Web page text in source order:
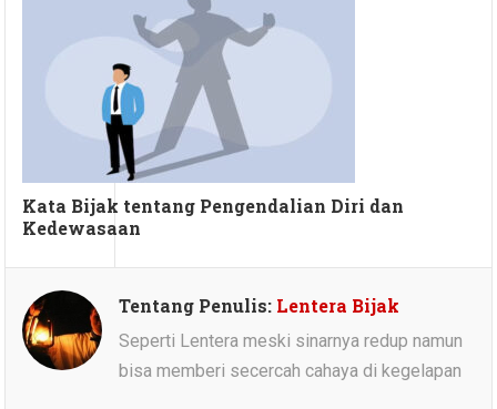
Kata Bijak tentang Pengendalian Diri dan
Kedewasaan
Tentang Penulis: Lentera Bijak
Seperti Lentera meski sinarnya redup namun
bisa memberi secercah cahaya di kegelapan